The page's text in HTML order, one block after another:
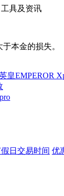
具及资讯
本金的损失。
皇EMPEROR
日交易时间 优